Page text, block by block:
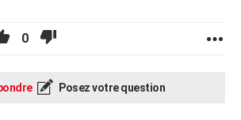
0
Posez votre question